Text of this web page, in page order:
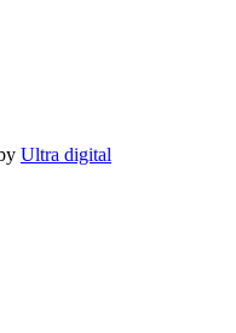
Ultra digital